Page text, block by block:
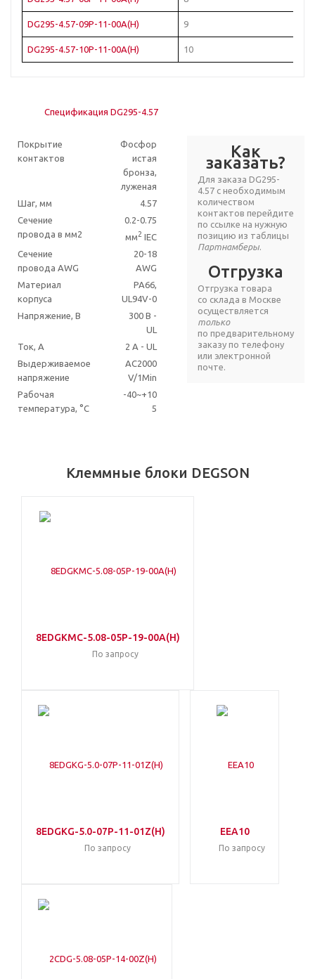
DG295-4.57-09P-11-00A(H) 9
DG295-4.57-10P-11-00A(H) 10
Спецификация DG295-4.57
Покрытие
контактов
Фосфор
истая
бронза,
луженая
Шаг, мм
4.57
Сечение
провода в мм2
0.2-0.75
мм2 IEC
Сечение
провода AWG
20-18
AWG
Материал
корпуса
PA66,
UL94V-0
Напряжение, В
300 В -
UL
Ток, А
2 A - UL
Выдерживаемое
напряжение
AC2000
V/1Min
Рабочая
температура, °C
-40~+10
5
Как
заказать?
Для заказа DG295-
4.57 с необходимым
количеством
контактов перейдите
по ссылке на нужную
позицию из таблицы
Партнамберы.
Отгрузка
Отгрузка товара
со склада в Москве
осуществляется
только
по предварительному
заказу по телефону
или электронной
почте.
Клеммные блоки DEGSON
8EDGKMC-5.08-05P-19-00A(H)
По запросу
8EDGKG-5.0-07P-11-01Z(H)
По запросу
EEA10
По запросу